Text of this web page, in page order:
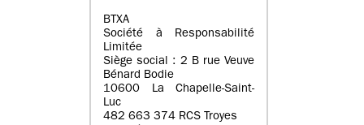
BTXA
Société à Responsabilité
Limitée
Siège social : 2 B rue Veuve
Bénard Bodie
10600 La Chapelle-Saint-
Luc
482 663 374 RCS Troyes